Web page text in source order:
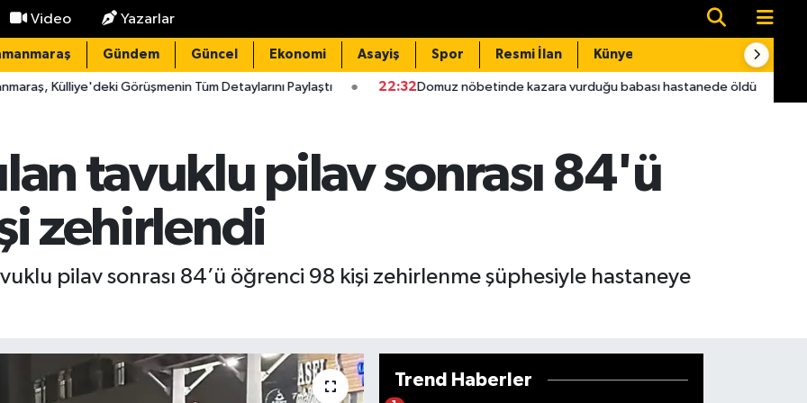
Video Yazarlar
Gündem Güncel Ekonomi Asayiş Spor Resmi İlan Künye
Görüşmenin Tüm Detaylarını Paylaştı 22:32Domuz nöbetinde kazara vurduğu babası hastanede öldü 22:16Skandal
tavuklu pilav sonrası 84'ü
zehirlendi
pilav sonrası 84’ü öğrenci 98 kişi zehirlenme şüphesiyle hastaneye
Trend Haberler